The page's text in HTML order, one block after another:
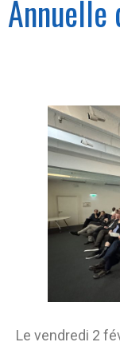
Annuelle
Le vendredi 2